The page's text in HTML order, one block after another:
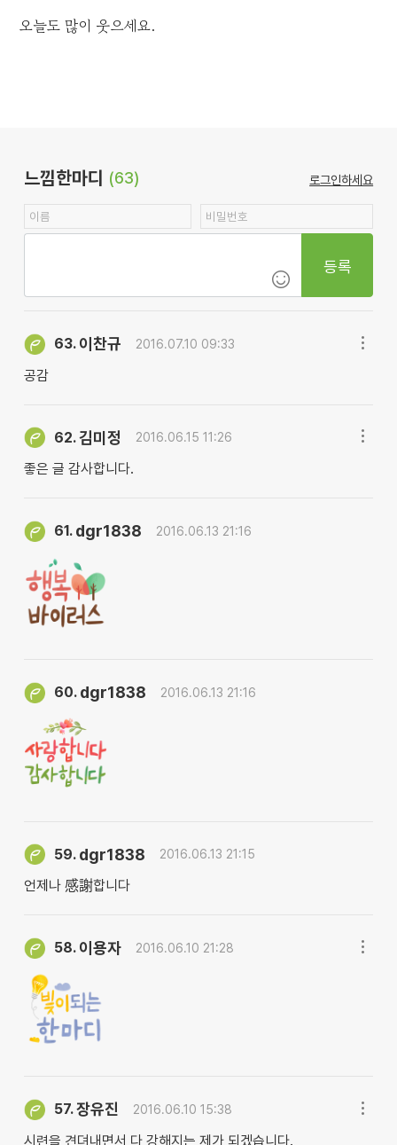
오늘도 많이 웃으세요.
느낌한마디 (63) 로그인하세요
등록
63. 이찬규 2016.07.10 09:33
공감
62.김미정 2016.06.15 11:26
좋은 글 감사합니다.
61. dgr1838 2016.06.13 21:16
60. dgr1838 2016.06.13 21:16
59. dgr1838 2016.06.13 21:15
언제나 感謝합니다
58. 이용자 2016.06.10 21:28
57.장유진 2016.06.10 15:38
시련을 견뎌내면서 다 강해지는 제가 되겠습니다.